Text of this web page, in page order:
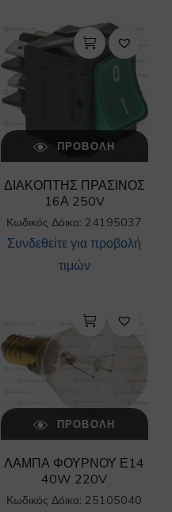
ΠΡΟΒΟΛΉ
ΔΙΑΚΟΠΤΗΣ ΠΡΑΣΙΝΟΣ
16Α 250V
Κωδικός Δόικα: 24195037
Συνδεθείτε για προβολή
τιμών
ΠΡΟΒΟΛΉ
ΛΑΜΠΑ ΦΟΥΡΝΟΥ Ε14
40W 220V
Κωδικός Δόικα: 25105040